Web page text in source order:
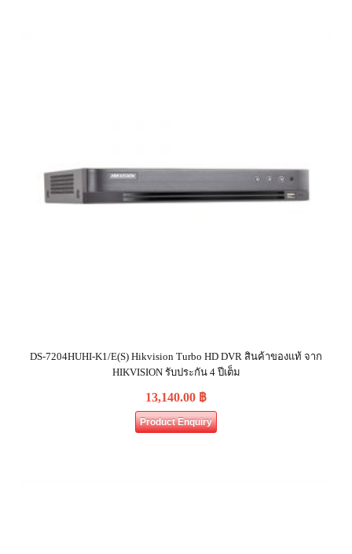
DS-7204HUHI-K1/E(S) Hikvision Turbo HD DVR สินค้าของแท้ จาก
HIKVISION รับประกัน 4 ปีเต็ม
13,140.00 ฿
Product Enquiry